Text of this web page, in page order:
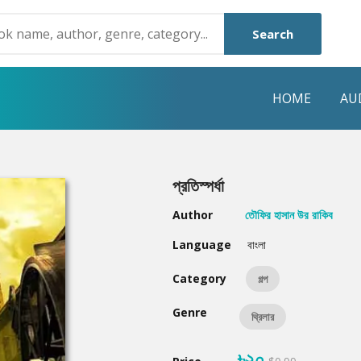
Search
HOME
Humayun Ahmed
Mouri Morium
Hot & New
প্রতিস্পর্ধা
Author
তৌফির হাসান উর রাকিব
Language
বাংলা
Category গল্প
Genre থ্রিলার